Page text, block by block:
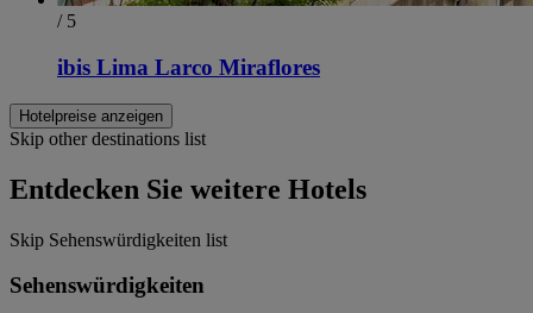
/ 5
ibis Lima Larco Miraflores
Hotelpreise anzeigen
Skip other destinations list
Entdecken Sie weitere Hotels
Skip Sehenswürdigkeiten list
Sehenswürdigkeiten